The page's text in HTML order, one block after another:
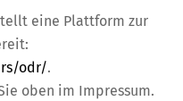
eine Plattform zur
odr/.
oben im Impressum.